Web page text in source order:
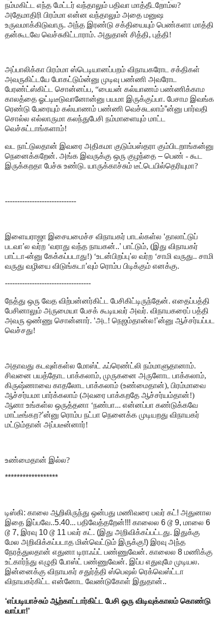
நம்மகிட்ட எந்த மேட்டர் வந்தாலும் பதிவா மாத்தீடறோம்ல?
அதேமாதிரி பிரம்மா என்ன வந்தாலும் அதை மனுஷ
உருவமாக்கிடுவாரு. அந்த இரண்டு சக்தியையும் பெண்களா மாத்தி
தன்கூடவே வெச்சுகிட்டாராம். அதுதான் சித்தி, புத்தி!
அப்பாலிக்கா பிரம்மா ஸ்டெடியானப்பறம் விநாயகரோட சக்திகள்
அவருகிட்டயே போகட்டும்ன்னு முடிவு பண்ணி அவரோட
பேரண்ட்ஸ்கிட்ட சொன்னப்ப, “பையன் கல்யாணம் பண்ணிக்காம
காலத்தை ஓட்டிடீடுவானோன்னு பயமா இருக்குப்பா. பேசாம இவங்க
ரெண்டு பேரையும் கல்யாணம் பண்ணி வெச்சுடலாம்”ன்னு பார்வதி
சொல்ல எல்லாருமா கலந்துபேசி நம்மாளையும் மாட்ட
வெச்சுட்டாங்களாம்!
வட நாட்டுலதான் இவரை அதிகமா குடும்பஸ்தரா கும்பிடறாங்கன்னு
நெனைக்கறேன். அங்க இவருக்கு ஒரு குழந்தை – பெண் - கூட
இருக்கறதா பேச்சு உண்டு. யாருக்காச்சும் டீட்டெயில்தெரியுமா?
-----------------------------
இளையராஜா இசையமைச்ச விநாயகர் பாடல்கள்ல ‘தாலாட்டுப்
படவா’ல வர்ற ‘வராது வந்த நாயகன்..’ பாட்டும், (இது விநாயகர்
பாட்டா-ன்னு கேக்கப்படாது!) ‘உடன்பிறப்பு’ல வர்ற ‘சாமி வருது.. சாமி
வருது வழியை விடுங்கடா’வும் ரொம்ப பிடிக்கும் எனக்கு.
-----------------------------------
நேத்து ஒரு வேத விற்பன்னர்கிட்ட பேசிகிட்டிருந்தேன். எதைப்பத்தி
பேசினாலும் அருமையா பேசக் கூடியவர் அவர். விநாயகரைப் பத்தி
அவரு ஒண்ணு சொன்னார். ‘அட! நெஜம்தான்ல!’ன்னு ஆச்சர்யப்பட
வெச்சது!
அதாவது கடவுள்கள்ல மோஸ்ட் ஃப்ரெண்ட்லி நம்மாளுதானாம்.
சிவனை பயத்தோட பாக்கலாம், முருகனை அருளோட பாக்கலாம்,
கிருஷ்ணாவை காதலோட பாக்கலாம் (உண்மைதான்), பிரம்மாவை
ஆச்சர்யமா பார்க்கலாம் (அவரை பாக்கறதே ஆச்சர்யம்தான்!)
ஆனா உங்கள்ல ஒருத்தனா ‘நண்பா... என்னப்பா கண்டுக்கவே
மாட்டீங்கற?’ன்னு ரொம்ப நட்பா நெனைக்க முடியறது விநாயகர்
மட்டும்தான் அப்படீன்னார்!
உண்மைதான் இல்ல?
******************
டிஸ்கி: காலை ஆறிலிருந்து ஒன்பது மணிவரை பவர் கட்! அதுனால
இதை இப்பவே..5.40... பதிவேத்தறேன்!!! காலைல 6 டூ 9, மாலை 6
டூ 7, இரவு 10 டூ 11 பவர் கட். (இது அறிவிக்கப்பட்டது. இதுக்கு
மேல அறிவிக்கப்படாத மின்வெட்டும் இருக்கு!) இரவு அந்த
நேரத்துலதான் எதுனா டிராஃப்ட் பண்ணுவேன். காலைல 8 மணிக்கு
உட்கார்ந்து எழுதி போஸ்ட் பண்ணுவேன். இப்ப எதுவுமே முடியல.
இன்னைக்கு விநாயகர் சதுர்த்தி ஸ்பெஷல் ரெக்வெஸ்ட்டா
விநாயகர்கிட்ட என்னோட வேண்டுகோள் இதுதான்..
‘எப்படியாச்சும் ஆற்காட்டார்கிட்ட பேசி ஒரு விடிவுக்காலம் கொண்டு
வாப்பா!'